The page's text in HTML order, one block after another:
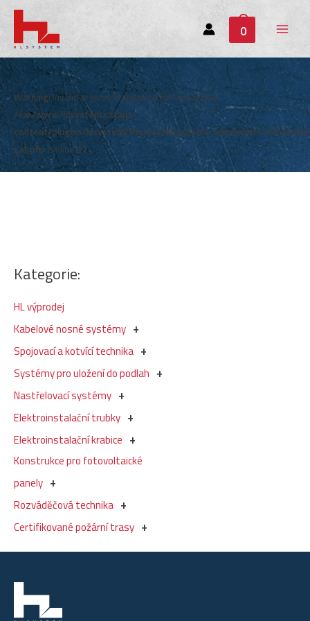
0
Main
Menu
Kategorie:
HL výprodej
Kabelové nosné systémy
Spojovací a kotvící technika
Systémy pro uložení do podlah
Nastřelovací systémy
Elektroinstalační trubky
Elektroinstalační krabice
Konstrukce pro fotovoltaické
panely
Rozváděčová technika
Certifikované požární trasy
Warning: Invalid argument supplied for foreach() in
/var/www/hlsystem.cz/wp-
content/plugins/hlsystem/themes/hlsystem/components/
cat.phpon line12